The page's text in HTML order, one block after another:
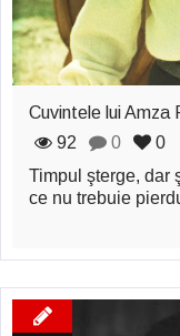
Cuvintele lui Amza
92
0
0
Timpul şterge, dar
ce nu trebuie